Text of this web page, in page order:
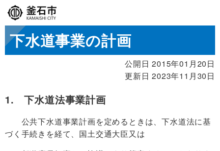
下水道事業の計画
公開日 2015年01月20日
更新日 2023年11月30日
1. 下水道法事業計画
公共下水道事業計画を定めるときは、下水道法に基
づく手続きを経て、国土交通大臣又は